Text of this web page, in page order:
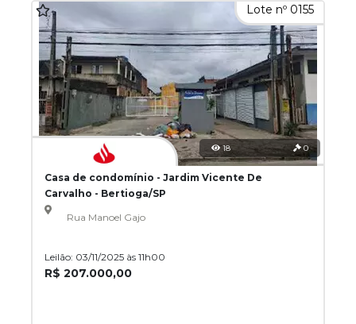
Lote nº 0155
18 0
Casa de condomínio - Jardim Vicente De
Carvalho - Bertioga/SP
Rua Manoel Gajo
Leilão: 03/11/2025 às 11h00
R$ 207.000,00